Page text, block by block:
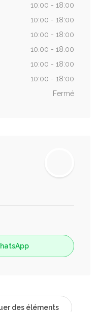
10:00 - 18:00
10:00 - 18:00
10:00 - 18:00
10:00 - 18:00
10:00 - 18:00
10:00 - 18:00
Fermé
des éléments